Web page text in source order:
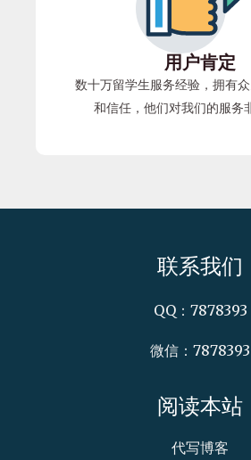
用户肯定
数十万留学生服务经验，拥有
和信任，他们对我们的服务
联系我们
QQ：7878393
微信：7878393
阅读本站
代写博客